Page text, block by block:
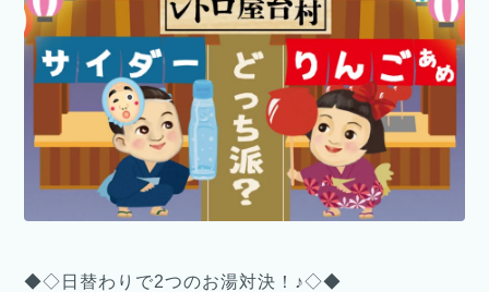
◆◇日替わりで2つのお湯対決！♪◇◆